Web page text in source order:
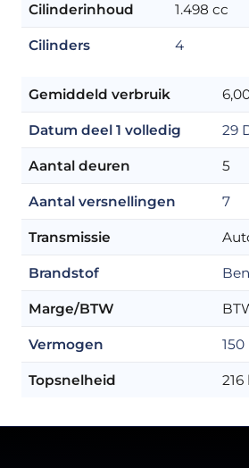
Cilinderinhoud 1.498 cc
Cilinders 4
Gemiddeld verbruik
Datum deel 1 volledig 29
Aantal deuren 5
Aantal versnellingen 7
Transmissie
Brandstof
Marge/BTW
Vermogen 150
Topsnelheid